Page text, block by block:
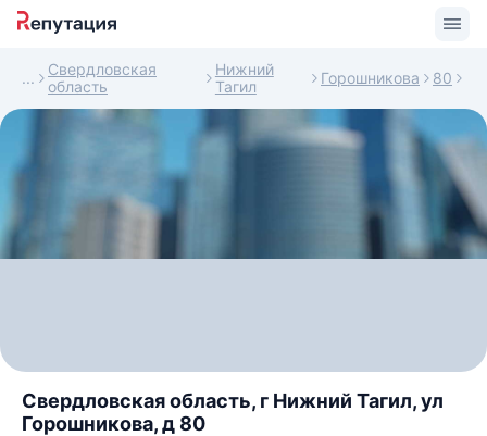
Свердловская
область
Нижний
Тагил
Горошникова 80
Свердловская область, г Нижний Тагил, ул
Горошникова, д 80